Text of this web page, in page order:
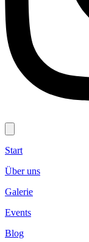
Start
Über uns
Galerie
Events
Blog